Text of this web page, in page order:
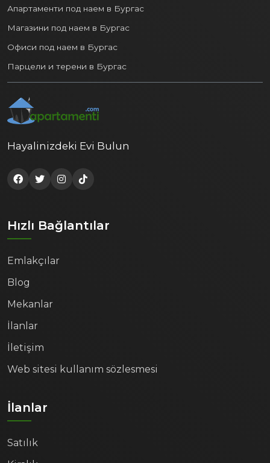
Апартаменти под наем в Бургас
Магазини под наем в Бургас
Офиси под наем в Бургас
Парцели и терени в Бургас
Hayalinizdeki Evi Bulun
Hızlı Bağlantılar
Emlakçılar
Blog
Mekanlar
İlanlar
İletişim
Web sitesi kullanım sözlesmesi
İlanlar
Satılık